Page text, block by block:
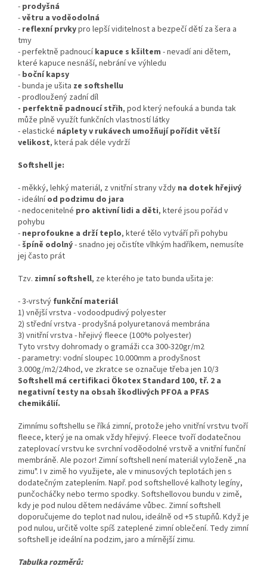
- prodyšná
-větru a voděodolná
- reflexní prvkypro lepší viditelnost a bezpečí dětí za šera a
tmy
- perfektně padnoucíkapuce s kšiltem - nevadí ani dětem,
které kapuce nesnáší, nebrání ve výhledu
- boční kapsy
- bunda je ušita ze softshellu
- prodloužený zadní díl
- perfektně padnoucí střih, pod který nefouká a bunda tak
může plně využít funkčních vlastností látky
- elastické náplety v rukávech umožňují pořídit větší
velikost, která pak déle vydrží
Softshell je:
- měkký, lehký materiál, z vnitřní strany vždy na dotek hřejivý
- ideálníod podzimu do jara
- nedocenitelné pro aktivní lidi a děti, které jsou pořád v
pohybu
- neprofoukne a drží teplo, které tělo vytváří při pohybu
- špíně odolný- snadno jej očistíte vlhkým hadříkem, nemusíte
jej často prát
Tzv. zimní softshell, ze kterého je tato bunda ušita je:
- 3-vrstvý funkční materiál
1) vnější vrstva - vodoodpudivý polyester
2) střední vrstva - prodyšná polyuretanová membrána
3) vnitřní vrstva - hřejivý fleece (100% polyester)
Tyto vrstvy dohromady o gramáži cca 300-320gr/m2
- parametry: vodní sloupec 10.000mm a prodyšnost
3.000g/m2/24hod, ve zkratce se označuje třeba jen 10/3
Softshell má certifikaci Ökotex Standard 100, tř. 2 a
negativní testy na obsah škodlivých PFOA a PFAS
chemikálií.
Zimnímu softshellu se říká zimní, protože jeho vnitřní vrstvu tvoří
fleece, který je na omak vždy hřejivý. Fleece tvoří dodatečnou
zateplovací vrstvu ke svrchní voděodolné vrstvě a vnitřní funční
membráně. Ale pozor! Zimní softshell není materiál vyloženě „na
zimu". I v zimě ho využijete, ale v minusových teplotách jen s
dodatečným zateplením. Např. pod softshellové kalhoty legíny,
punčocháčky nebo termo spodky. Softshellovou bundu v zimě,
kdy je pod nulou dětem nedáváme vůbec. Zimní softshell
doporučujeme do teplot nad nulou, ideálně od +5 stupňů. Když je
pod nulou, určitě volte spíš zateplené zimní oblečení. Tedy zimní
softshell je ideální na podzim, jaro a mírnější zimu.
Tabulka rozměrů: